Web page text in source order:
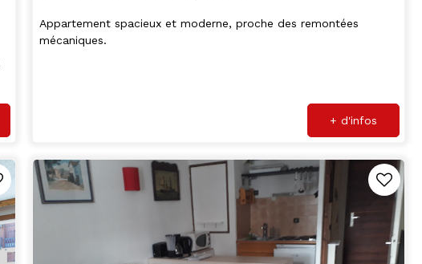
Appartement spacieux et moderne, proche des remontées
mécaniques.
+ d'infos